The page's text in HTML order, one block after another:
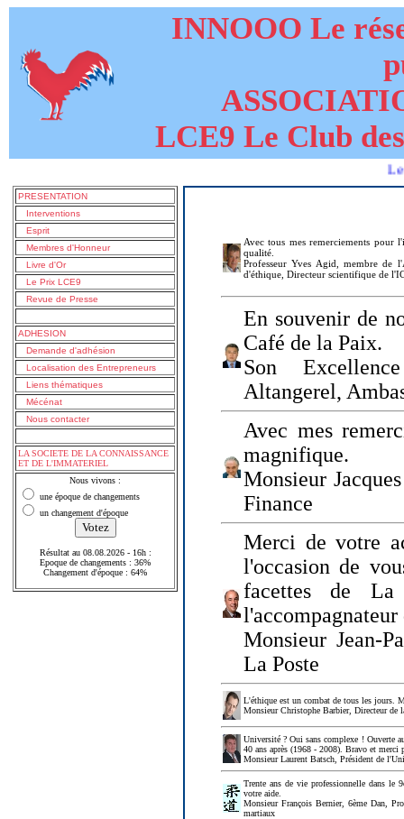
INNOOO Le
LCE9 Le Club
Le livre
PRESENTATION
Interventions
Esprit
Membres d'Honneur
Livre d'Or
Le Prix LCE9
Revue de Presse
ADHESION
Demande d'adhésion
Localisation des Entrepreneurs
Liens thématiques
Mécénat
Nous contacter
LA SOCIETE DE LA CONNAISSANCE
ET DE L'IMMATERIEL
Nous vivons :
une époque de changements
un changement d'époque
Résultat au 08.08.2026 - 16h :
Epoque de changements : 36%
Changement d'époque : 64%
Avec tous mes remerciements pour
qualité.
Professeur Yves Agid, membre de
d'éthique, Directeur scientifique de
En souvenir de
Café de la Paix.
Son
Altangerel,
Avec mes
magnifique.
Monsieur
Finance
Merci de votre
l'occasion de
facettes de
Monsieur Jean-
La Poste
L'éthique est un combat de tous les jours.
Monsieur Christophe Barbier, Directeur de
Université ? Oui sans complexe ! Ouverte
40 ans après (1968 - 2008). Bravo et merci
Monsieur Laurent Batsch, Président de
Trente ans de vie professionnelle dans le
votre aide.
Monsieur François Bernier, 6ème Dan,
martiaux